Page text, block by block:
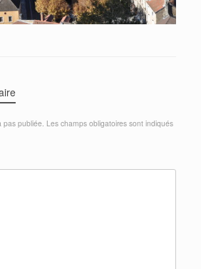
pas publiée. Les champs obligatoires sont indiqués